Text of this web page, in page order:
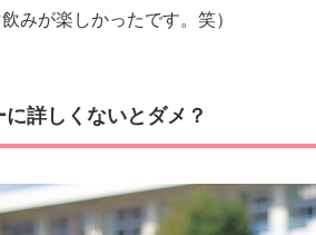
みが楽しかったです。笑）
詳しくないとダメ？